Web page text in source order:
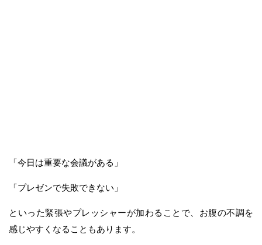
「今日は重要な会議がある」
「プレゼンで失敗できない」
といった緊張やプレッシャーが加わることで、お腹の不調を
感じやすくなることもあります。